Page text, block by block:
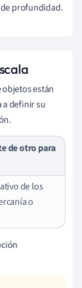
profundidad.
están
definir su
de otro para
de los
o